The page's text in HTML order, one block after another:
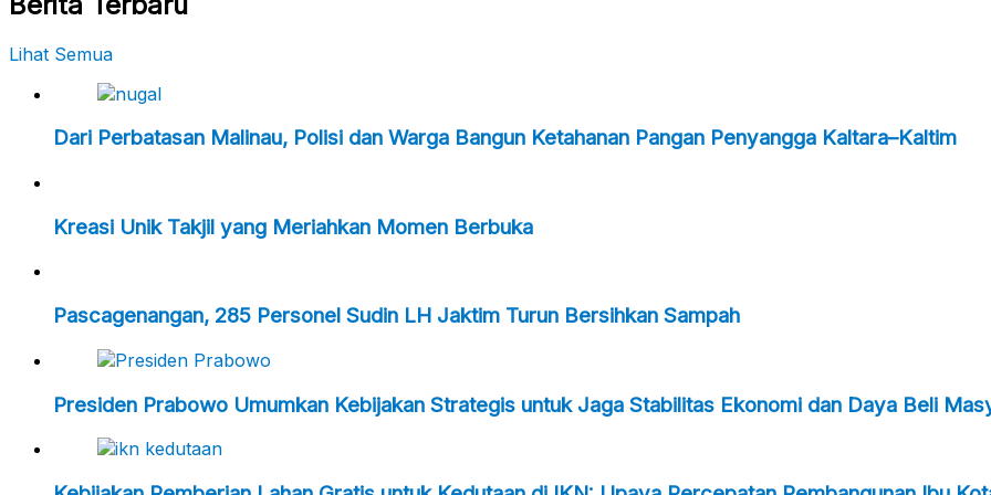
Lihat Semua
Dari Perbatasan Malinau, Polisi dan Warga Bangun Ketahanan Pangan Penyangga Kaltara–Kaltim
Kreasi Unik Takjil yang Meriahkan Momen Berbuka
Pascagenangan, 285 Personel Sudin LH Jaktim Turun Bersihkan Sampah
Presiden Prabowo Umumkan Kebijakan Strategis untuk Jaga Stabilitas Ekonomi dan Daya Beli